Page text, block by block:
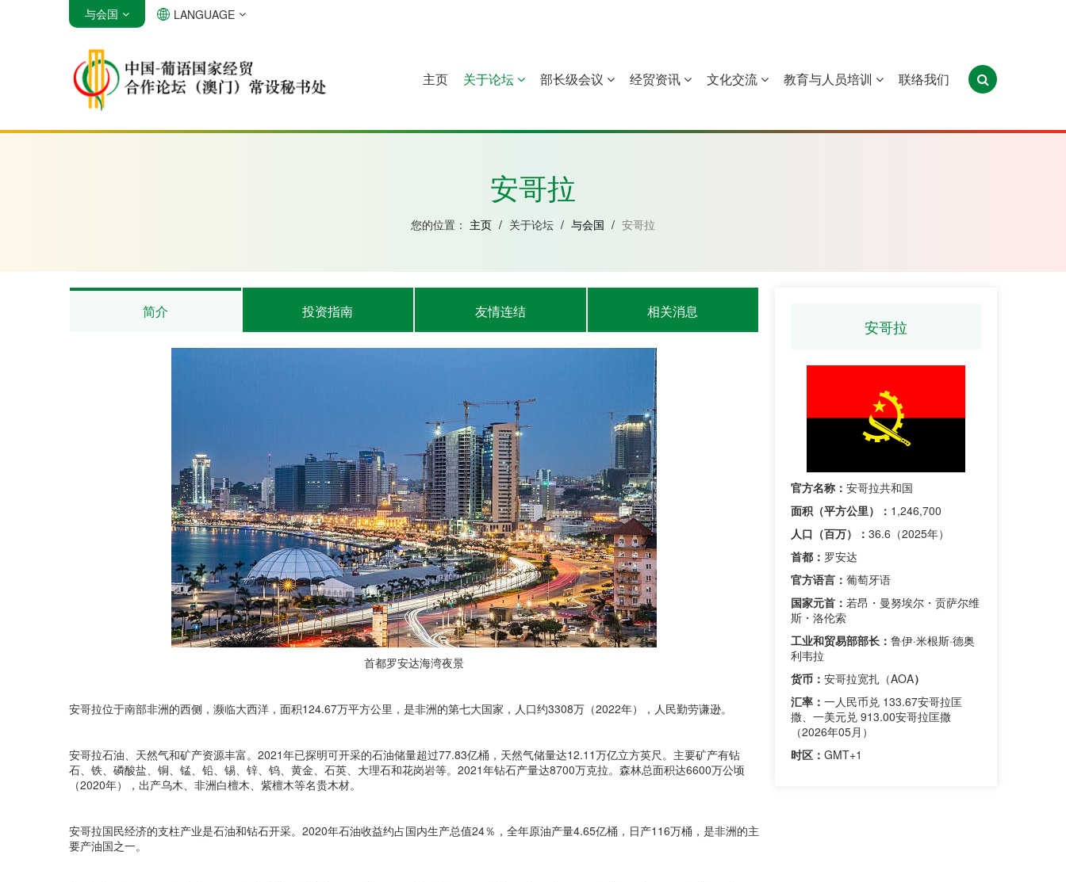
安哥拉 巴西 佛得角 几內亚比绍 赤道几內亚 莫桑比克 葡萄牙 圣多美和普林西比 东帝汶
与会国 LANGUAGE
主页 关于论坛 部长级会议 经贸资讯 文化交流 教育与人员培训 联络我们
安哥拉
您的位置： 主页 / 关于论坛 / 与会国 / 安哥拉
安哥拉
官方名称： 安哥拉共和国
面积（平方公里）： 1,246,700
人口（百万）： 36.6（2025年）
首都： 罗安达
官方语言： 葡萄牙语
国家元首： 若昂・曼努埃尔・贡萨尔维
斯・洛伦索
工业和贸易部部长： 鲁伊·米根斯·德奥
利韦拉
货币： 安哥拉宽扎（AOA）
汇率： 一人民币兑 133.67安哥拉匡
撒、一美元兑 913.00安哥拉匡撒
（2026年05月）
时区： GMT+1
简介 投资指南 友情连结 相关消息
首都罗安达海湾夜景
安哥拉位于南部非洲的西侧，濒临大西洋，面积124.67万平方公里，是非洲的第七大国家，人口约3308万（2022年），人民勤劳谦逊。
安哥拉石油、天然气和矿产资源丰富。2021年已探明可开采的石油储量超过77.83亿桶，天然气储量达12.11万亿立方英尺。主要矿产有钻
石、铁、磷酸盐、铜、锰、铅、锡、锌、钨、黄金、石英、大理石和花岗岩等。2021年钻石产量达8700万克拉。森林总面积达6600万公顷
（2020年），出产乌木、非洲白檀木、紫檀木等名贵木材。
安哥拉国民经济的支柱产业是石油和钻石开采。2020年石油收益约占国内生产总值24％，全年原油产量4.65亿桶，日产116万桶，是非洲的主
要产油国之一。